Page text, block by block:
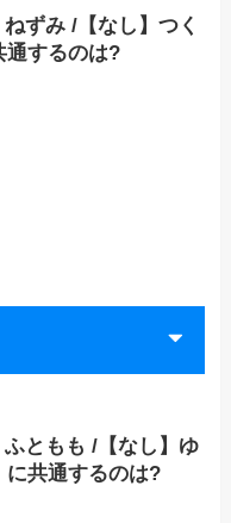
ずみ /【なし】つく
通するのは?
ともも /【なし】ゆ
に共通するのは?